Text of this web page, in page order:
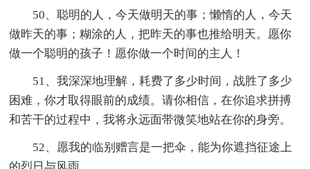
50、聪明的人，今天做明天的事；懒惰的人，今天
做昨天的事；糊涂的人，把昨天的事也推给明天。愿你
做一个聪明的孩子！愿你做一个时间的主人！
51、我深深地理解，耗费了多少时间，战胜了多少
困难，你才取得眼前的成绩。请你相信，在你追求拼搏
和苦干的过程中，我将永远面带微笑地站在你的身旁。
52、愿我的临别赠言是一把伞，能为你遮挡征途上